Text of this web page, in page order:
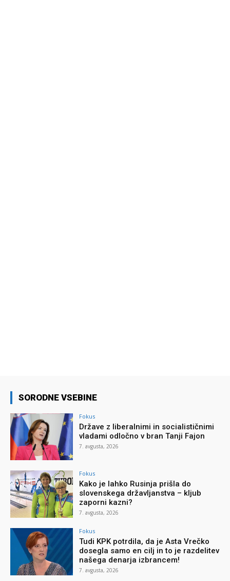
SORODNE VSEBINE
Fokus
Države z liberalnimi in socialističnimi
vladami odločno v bran Tanji Fajon
7. avgusta, 2026
Fokus
Kako je lahko Rusinja prišla do
slovenskega državljanstva – kljub
zaporni kazni?
7. avgusta, 2026
Fokus
Tudi KPK potrdila, da je Asta Vrečko
dosegla samo en cilj in to je razdelitev
našega denarja izbrancem!
7. avgusta, 2026